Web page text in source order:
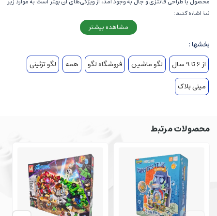
نیز اشاره کنیم:
یک کلاه جادویی بزرگ روی سقف ماشین، نشان می‌دهد که ماشین متعلق به
یک ساحره است.
به تمام رویاهای کودکی خود و ایده‌هایتان با تمرکز بالا فکر کنید و شروع با
ساختن این محصول کنید تا نور حلاقیت جدیدی در شما بدرخشد!
این لگو برای هدیه‌دادن به کسانی که اهل تم‌های فانتزی و جادویی هستن،
نوواتویز بزرگترین فروشگاه لگو در ایران است که تنوع بالای محصولات را برای شما
مدنظرتان را تهیه کنید.
پیشنهاد می‌کنم از محصولات زیر دیدن کنید :
لگو ماشین کتابخوان
خرید لگو گل و گلدان رز آرزو
مشاهده بیشتر
بخشها :
از 6 تا 9 سال
لگو ماشین فروشگاه لگو همه
لگو تزئینی
مینی بلاک
محصولات مرتبط